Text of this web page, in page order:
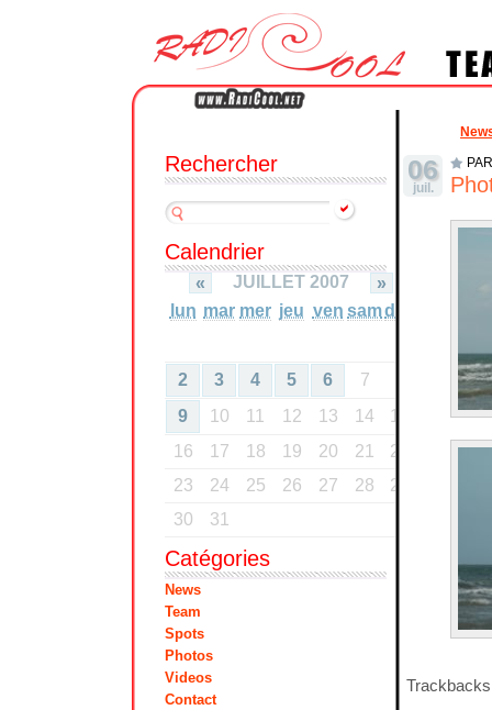
06
juil.
Trackbacks
Rechercher
Calendrier
« JUILLET 2007
»
lun mar mer jeu ven samdim
2
3 4 5 6 7
9
10 11 12 13 14
15
16
17 18 19 20 21
22
23
24 25 26 27 28
29
30
31
Catégories
News
Team
Spots
Photos
Videos
Contact